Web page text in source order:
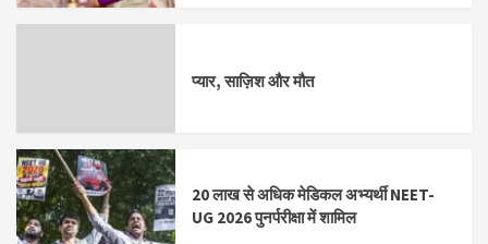
प्यार, साज़िश और मौत
20 लाख से अधिक मेडिकल अभ्यर्थी NEET-
UG 2026 पुनर्परीक्षा में शामिल